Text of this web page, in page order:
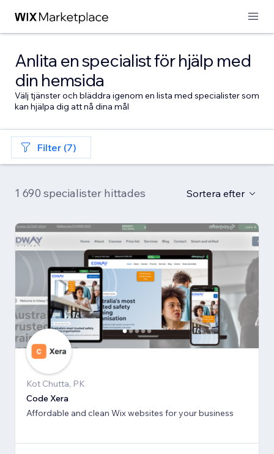
Anlita en specialist för hjälp med
din hemsida
Välj tjänster och bläddra igenom en lista med specialister som
kan hjälpa dig att nå dina mål
Filter (7)
1 690 specialister hittades Sortera efter
Kot Chutta, PK
Code Xera
Affordable and clean Wix websites for your business